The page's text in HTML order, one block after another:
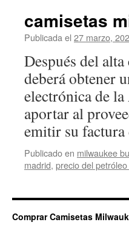
camisetas
Publicada el 27 marzo,
Después del
deberá obtener
electrónica de
aportar al
emitir su
Publicado en milwaukee
madrid, precio del
Comprar Camisetas